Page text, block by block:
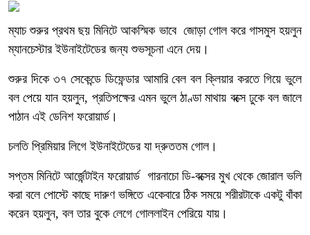
ম্যাচ শুরুর প্রথম ছয় মিনিটে আকস্মিক ভাবে জোড়া গোল করে গাসমুস হয়লুন
ম্যানচেস্টার ইউনাইটেডের জন্য শুভসূচনা এনে দেয়।
শুরুর দিকে ৩৭ সেকেন্ডে ডিফেন্ডার আমারি বেল বল ক্লিয়ার করতে গিয়ে ভুলে
বল পেয়ে যান হয়লুন, প্রতিপক্ষের এমন ভুলে ঠাণ্ডা মাথায় বক্সে ঢুকে বল জালে
পাঠান এই ডেনিশ ফরোয়ার্ড।
চলতি প্রিমিয়ার লিগে ইউনাইটেডের যা দ্রুততম গোল।
সপ্তম মিনিটে আর্জেন্টাইন ফরোয়ার্ড গারনাচো ডি-বক্সের মুখ থেকে জোরাল ভলি
করা বলে পোস্টে কাছে দারুণ ভঙ্গিতে একেবারে ঠিক সময়ে শরীরটাকে একটু বাঁকা
করেন হয়লুন, বল তার বুকে লেগে গোললাইন পেরিয়ে যায়।